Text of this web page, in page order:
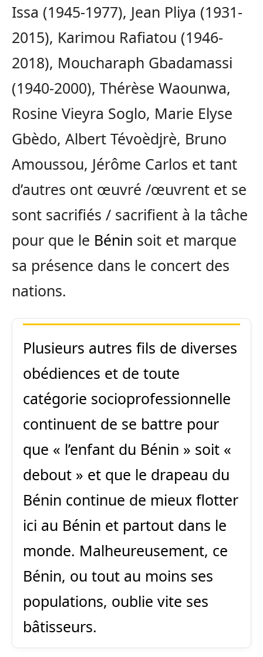
Issa (1945-1977), Jean Pliya (1931-
2015), Karimou Rafiatou (1946-
2018), Moucharaph Gbadamassi
(1940-2000), Thérèse Waounwa,
Rosine Vieyra Soglo, Marie Elyse
Gbèdo, Albert Tévoèdjrè, Bruno
Amoussou, Jérôme Carlos et tant
d’autres ont œuvré /œuvrent et se
sont sacrifiés / sacrifient à la tâche
pour que le Bénin soit et marque
sa présence dans le concert des
nations.
Plusieurs autres fils de diverses
obédiences et de toute
catégorie socioprofessionnelle
continuent de se battre pour
que « l’enfant du Bénin » soit «
debout » et que le drapeau du
Bénin continue de mieux flotter
ici au Bénin et partout dans le
monde. Malheureusement, ce
Bénin, ou tout au moins ses
populations, oublie vite ses
bâtisseurs.